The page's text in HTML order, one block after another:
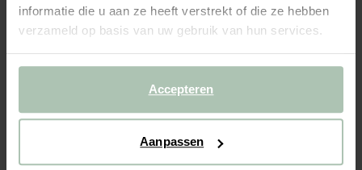
informatie die u aan ze heeft verstrekt of die ze hebben
verzameld op basis van uw gebruik van hun services.
Accepteren
Aanpassen
IN WINKELMAND
Gratis verzending naar winkel